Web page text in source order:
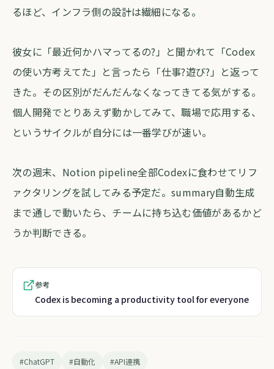
るほど、インフラ側の設計は繊細になる。
彼女に「最近何かハマってるの?」と聞かれて「Codex
の使い方考えてた」と言ったら「仕事?遊び?」と返って
きた。その区別がだんだんなくなってきてる気がする。
個人開発でとりあえず動かしてみて、職場で応用する、
というサイクルが自分には一番学びが速い。
次の週末、Notion pipeline全部Codexに食わせてリフ
ァクタリングを試してみる予定だ。summary自動生成
まで通しで動いたら、チームに持ち込む価値があるかど
うか判断できる。
参考
Codex is becoming a productivity tool for everyone
#ChatGPT #自動化 #API連携